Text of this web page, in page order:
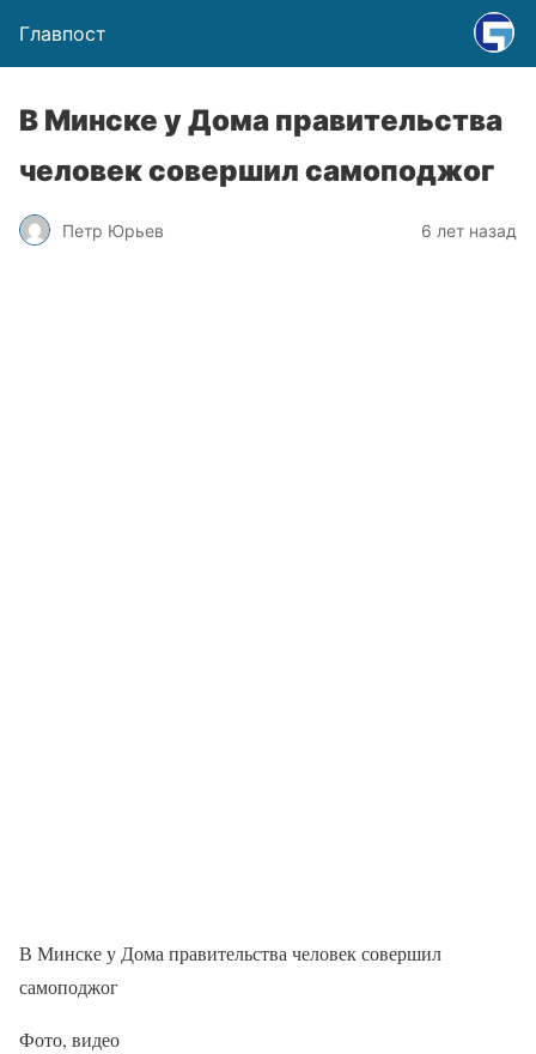
Главпост
В Минске у Дома правительства
человек совершил самоподжог
Петр Юрьев 6 лет назад
В Минске у Дома правительства человек совершил
самоподжог
Фото, видео